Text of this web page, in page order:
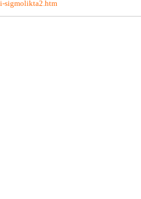
sigmolikta2.htm